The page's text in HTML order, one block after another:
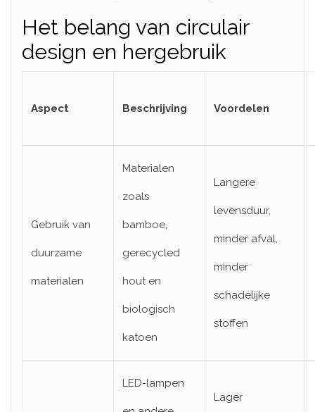
Het belang van circulair
design en hergebruik
Aspect Beschrijving Voordelen
Gebruik van
duurzame
materialen
Materialen
zoals
bamboe,
gerecycled
hout en
biologisch
katoen
Langere
levensduur,
minder afval,
minder
schadelijke
stoffen
LED-lampen
Lager